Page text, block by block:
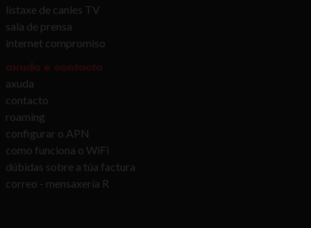
listaxe de canles TV
sala de prensa
internet compromiso
axuda e contacto
axuda
contacto
roaming
configurar o APN
como funciona o WiFi
dúbidas sobre a túa factura
correo - mensaxería R